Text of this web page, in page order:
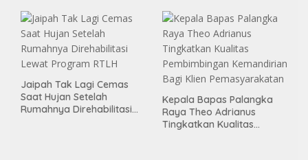
ke-81
Jaipah Tak Lagi Cemas
Saat Hujan Setelah
Rumahnya Direhabilitasi
Kepala Bapas Palangka
Raya Theo Adrianus
Tingkatkan Kualitas